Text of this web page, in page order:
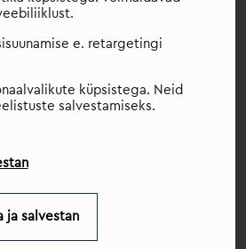
teid terve elu.
e. retargetingi
küpsistega. Neid
salvestamiseks.
ja salvestan